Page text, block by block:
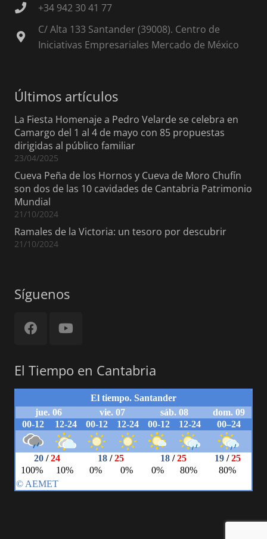
+34 942 30 41 77
C/ Alta 133 Santander (39008). Centro de
Iniciativas Empresariales Mercado de México
Últimos artículos
La Fiesta Homenaje a Pedro Velarde se celebra en
Camargo del 1 al 4 de mayo con 85 propuestas
dirigidas al público familiar
23/04/2025
Cueva Peña de los Hornos y Cueva de Moro Chufín
son dos de las 10 cavidades de Cantabria Patrimonio
Mundial
21/10/2024
Ramales de la Victoria: un tesoro por descubrir
21/10/2024
Síguenos
El Tiempo en Cantabria